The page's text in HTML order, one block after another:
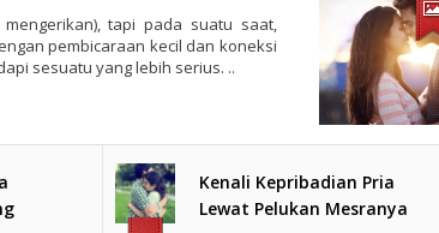
tapi pada suatu saat,
pembicaraan kecil dan koneksi
sesuatu yang lebih serius. ..
Kenali Kepribadian Pria
Lewat Pelukan Mesranya